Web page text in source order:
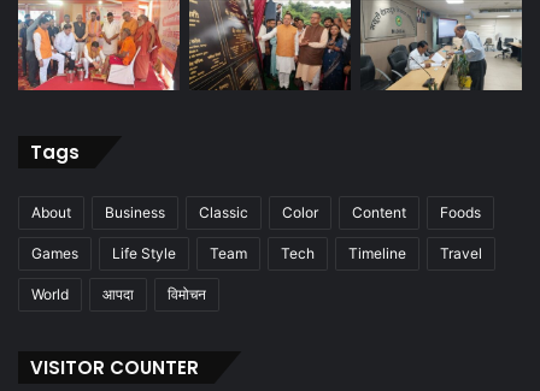
Tags
About Business Classic Color Content Foods
Games Life Style Team Tech Timeline Travel
World आपदा विमोचन
VISITOR COUNTER